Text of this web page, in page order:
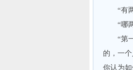
“有两
“哪两
“第一
的，一
你认为如